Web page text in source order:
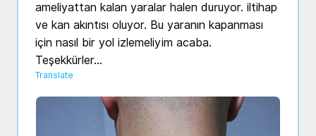
ameliyattan kalan yaralar halen duruyor. iltihap
ve kan akıntısı oluyor. Bu yaranın kapanması
için nasıl bir yol izlemeliyim acaba.
Teşekkürler...
Translate